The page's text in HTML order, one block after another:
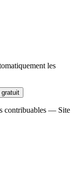
les
gratuit
contribuables — Site